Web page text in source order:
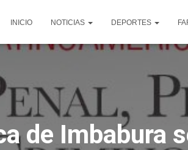
INICIO NOTICIAS DEPORTES
de Imbabura